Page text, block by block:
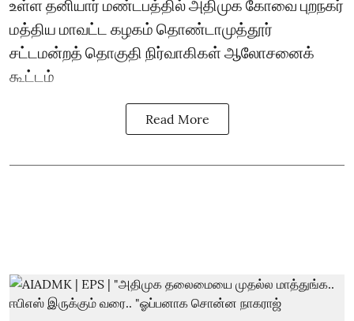
உள்ள தனியார் மண்டபத்தில் அதிமுக கோவை புறநகர்
மத்திய மாவட்ட கழகம் தொண்டாமுத்தூர்
சட்டமன்றத் தொகுதி நிர்வாகிகள் ஆலோசனைக்
கூட்டம்
Read More